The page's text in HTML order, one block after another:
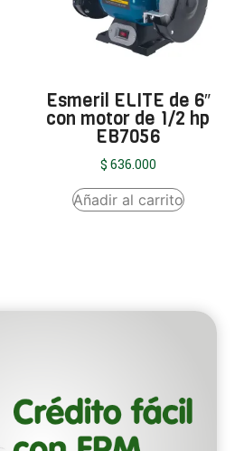
Esmeril ELITE de 6″
con motor de 1/2 hp
EB7056
$ 636.000
Añadir al carrito